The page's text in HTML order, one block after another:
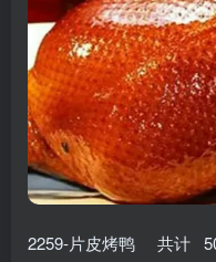
2259-片皮烤鸭 共计